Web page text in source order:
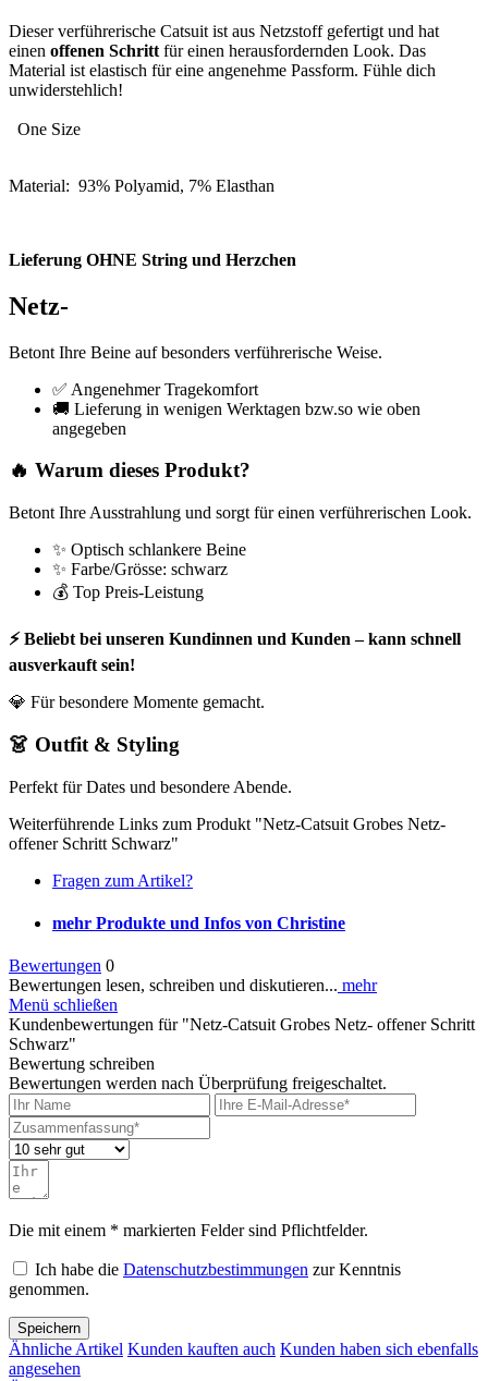
Dieser verführerische Catsuit ist aus Netzstoff gefertigt und hat
einen offenen Schritt für einen herausfordernden Look. Das
Material ist elastisch für eine angenehme Passform. Fühle dich
unwiderstehlich!
One Size
Material: 93% Polyamid, 7% Elasthan
Lieferung OHNE String und Herzchen
Netz-
Betont Ihre Beine auf besonders verführerische Weise.
✅ Angenehmer Tragekomfort
🚚 Lieferung in wenigen Werktagen bzw.so wie oben
angegeben
🔥 Warum dieses Produkt?
Betont Ihre Ausstrahlung und sorgt für einen verführerischen Look.
✨ Optisch schlankere Beine
✨ Farbe/Grösse: schwarz
💰 Top Preis-Leistung
⚡ Beliebt bei unseren Kundinnen und Kunden – kann schnell
ausverkauft sein!
💎 Für besondere Momente gemacht.
👗 Outfit & Styling
Perfekt für Dates und besondere Abende.
Weiterführende Links zum Produkt "Netz-Catsuit Grobes Netz-
offener Schritt Schwarz"
Fragen zum Artikel?
mehr Produkte und Infos von Christine
Bewertungen 0
Bewertungen lesen, schreiben und diskutieren... mehr
Menü schließen
Kundenbewertungen für "Netz-Catsuit Grobes Netz- offener Schritt
Schwarz"
Bewertung schreiben
Bewertungen werden nach Überprüfung freigeschaltet.
Die mit einem * markierten Felder sind Pflichtfelder.
Ich habe die Datenschutzbestimmungen zur Kenntnis
genommen.
Speichern
Ähnliche Artikel Kunden kauften auch Kunden haben sich ebenfalls
angesehen